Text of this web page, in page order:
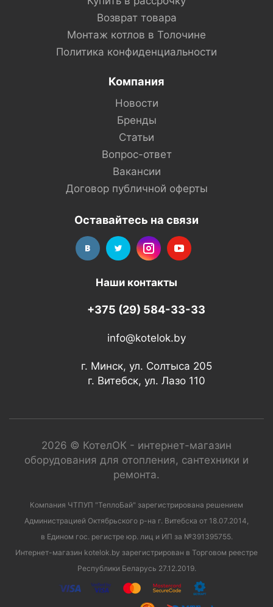
Возврат товара
Монтаж котлов в Толочине
Политика конфиденциальности
Компания
Новости
Бренды
Статьи
Вопрос-ответ
Вакансии
Договор публичной оферты
Оставайтесь на связи
Наши контакты
+375 (29) 584-33-33
info@kotelok.by
г. Минск, ул. Солтыса 205
г. Витебск, ул. Лазо 110
2026 © КотелОК - интернет-магазин
оборудования для отопления, сантехники и
ремонта.
Компания ЧТПУП "ТеплоБай" зарегистрирована решением
Администрацией Октябрьского р-на г. Витебска от 18.07.2014,
в Едином гос. регистре юр. лиц и ИП за №391395755.
Интернет-магазин kotelok.by зарегистрирован в Торговом реестре
Республики Беларусь 27.12.2019.